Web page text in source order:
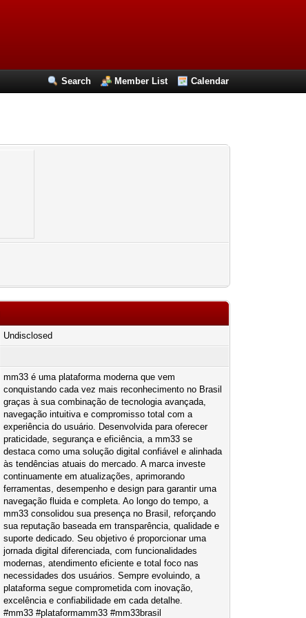
Search Member List Calendar
Undisclosed
mm33 é uma plataforma moderna que vem
conquistando cada vez mais reconhecimento no Brasil
graças à sua combinação de tecnologia avançada,
navegação intuitiva e compromisso total com a
experiência do usuário. Desenvolvida para oferecer
praticidade, segurança e eficiência, a mm33 se
destaca como uma solução digital confiável e alinhada
às tendências atuais do mercado. A marca investe
continuamente em atualizações, aprimorando
ferramentas, desempenho e design para garantir uma
navegação fluida e completa. Ao longo do tempo, a
mm33 consolidou sua presença no Brasil, reforçando
sua reputação baseada em transparência, qualidade e
suporte dedicado. Seu objetivo é proporcionar uma
jornada digital diferenciada, com funcionalidades
modernas, atendimento eficiente e total foco nas
necessidades dos usuários. Sempre evoluindo, a
plataforma segue comprometida com inovação,
excelência e confiabilidade em cada detalhe.
#mm33 #plataformamm33 #mm33brasil